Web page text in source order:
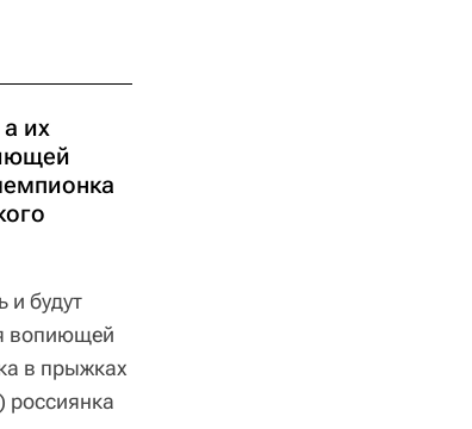
их
и будут
вопиющей
в прыжках